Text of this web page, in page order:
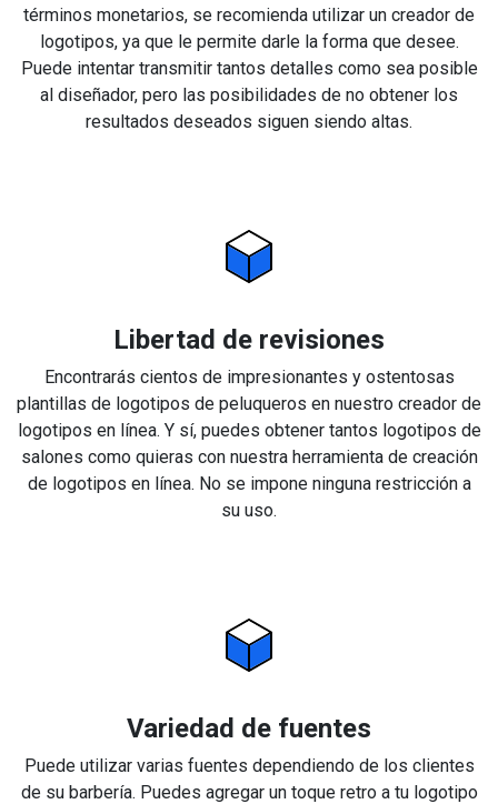
términos monetarios, se recomienda utilizar un creador de
logotipos, ya que le permite darle la forma que desee.
Puede intentar transmitir tantos detalles como sea posible
al diseñador, pero las posibilidades de no obtener los
resultados deseados siguen siendo altas.
Libertad de revisiones
Encontrarás cientos de impresionantes y ostentosas
plantillas de logotipos de peluqueros en nuestro creador de
logotipos en línea. Y sí, puedes obtener tantos logotipos de
salones como quieras con nuestra herramienta de creación
de logotipos en línea. No se impone ninguna restricción a
su uso.
Variedad de fuentes
Puede utilizar varias fuentes dependiendo de los clientes
de su barbería. Puedes agregar un toque retro a tu logotipo